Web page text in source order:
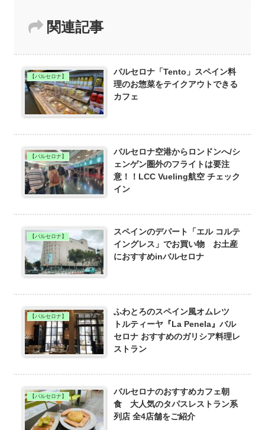
関連記事
【バルセロナ】
バルセロナ「Tento」スペイン料
理のお惣菜をテイクアウトできる
カフェ
【バルセロナ】
バルセロナ空港からロンドンへ/シ
ェンゲン圏外のフライトは要注
意！！LCC Vueling航空 チェック
イン
【バルセロナ】
スペインのデパート「エル コルテ
イングレス」でお買い物 お土産
におすすめinバルセロナ
【バルセロナ】
ふわとろのスペイン風オムレツ
トルティーヤ『La Penela』バル
セロナ おすすめのガリシア料理レ
ストラン
【バルセロナ】
バルセロナのおすすめカフェ朝
食 大人気のタパスレストラン系
列店 全4店舗をご紹介